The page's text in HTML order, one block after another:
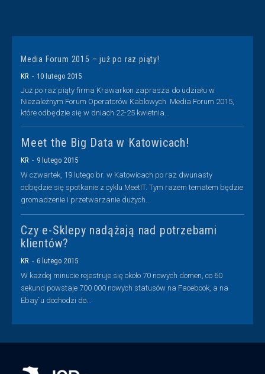
Media Forum 2015 – już po raz piąty!
KR - 10 lutego 2015
Już po raz piąty firma Krawarkon zaprasza do udziału w
Niezależnym Forum Operatorów Kablowych Media Forum 2015,
które odbędzie się w dniach 22-25 kwietnia...
Meet the Big Data w Katowicach!
KR - 9 lutego 2015
W czwartek, 19 lutego br. w Katowicach po raz dwunasty
odbędzie się spotkanie z cyklu MeetIT. Tym razem tematem będzie
gromadzenie i przetwarzanie dużych...
Czy e-Sklepy nadążają nad potrzebami
klientów?
KR - 6 lutego 2015
W każdej minucie rejestruje się około 70 nowych domen, co 60
sekund powstaje 700 000 nowych statusów na Facebook, a na
Ebay`u dochodzi do...